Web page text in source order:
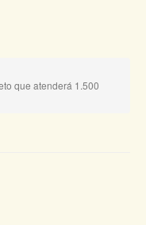
que atenderá 1.500